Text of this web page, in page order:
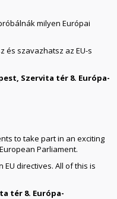
milyen Európai
és szavazhatsz az EU-s
Szervita tér 8. Európa-
to take part in an exciting
Parliament.
directives. All of this is
tér 8. Európa-